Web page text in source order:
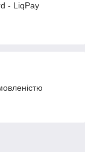
- LiqPay